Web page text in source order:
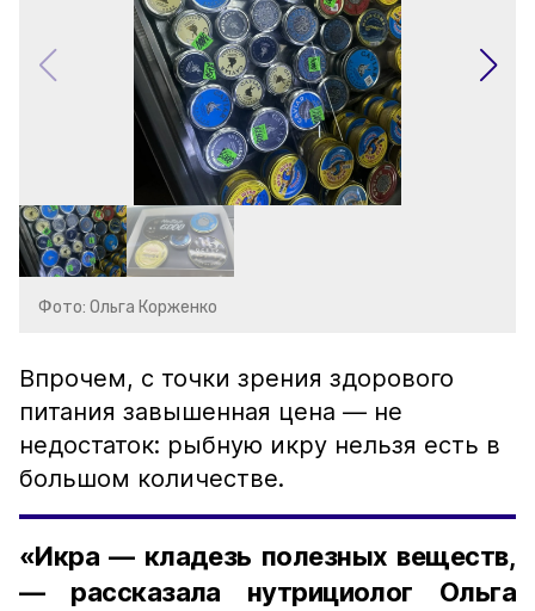
Фото: Ольга Корженко
Впрочем, с точки зрения здорового
питания завышенная цена — не
недостаток: рыбную икру нельзя есть в
большом количестве.
«Икра — кладезь полезных веществ,
— рассказала нутрициолог Ольга